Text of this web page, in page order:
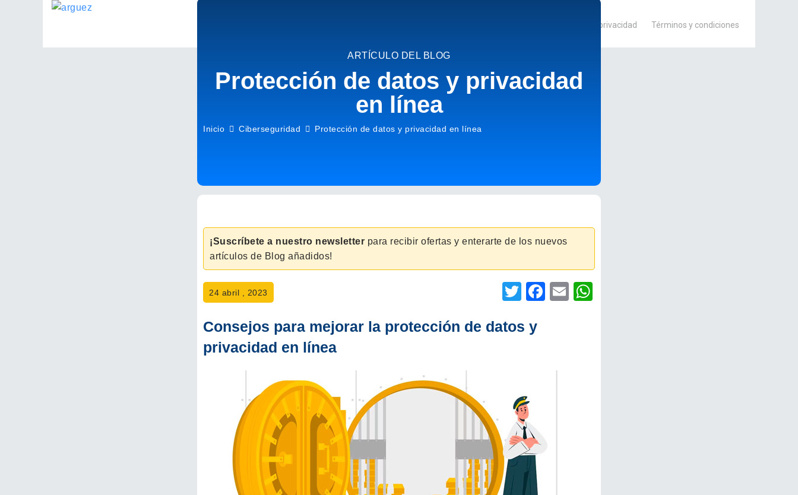
Política de privacidad Términos y condiciones
ARTÍCULO DEL BLOG
Protección de datos y privacidad
en línea
Inicio Ciberseguridad Protección de datos y privacidad en línea
¡Suscríbete a nuestro newsletter para recibir ofertas y enterarte de los nuevos
artículos de Blog añadidos!
24 abril , 2023 Twitter
Facebook
Email
Consejos para mejorar la protección de datos y
privacidad en línea